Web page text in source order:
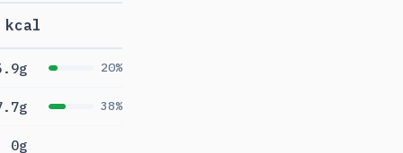
kcal
20%
38%
0g